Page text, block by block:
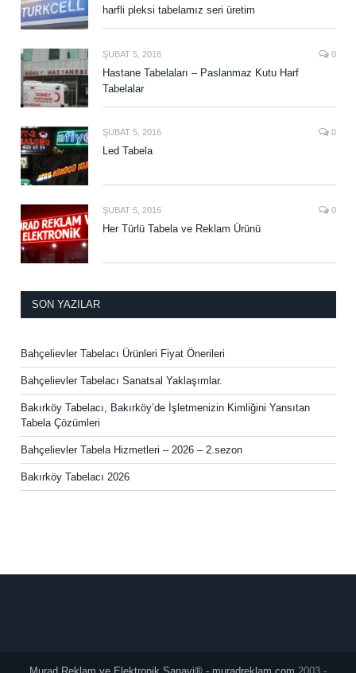
harfli pleksi tabelamız seri üretim
ŞUBAT 5, 2016 0
Hastane Tabelaları – Paslanmaz Kutu Harf
Tabelalar
ŞUBAT 5, 2016 0
Led Tabela
ŞUBAT 5, 2016 0
Her Türlü Tabela ve Reklam Ürünü
SON YAZILAR
Bahçelievler Tabelacı Ürünleri Fiyat Önerileri
Bahçelievler Tabelacı Sanatsal Yaklaşımlar.
Bakırköy Tabelacı, Bakırköy’de İşletmenizin Kimliğini Yansıtan
Tabela Çözümleri
Bahçelievler Tabela Hizmetleri – 2026 – 2.sezon
Bakırköy Tabelacı 2026